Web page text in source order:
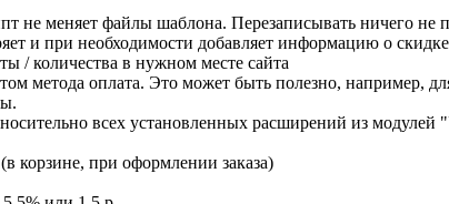
не меняет файлы шаблона. Перезаписывать ничего не
и при необходимости добавляет информацию о
/ количества в нужном месте сайта
метода оплата. Это может быть полезно, например,
всех установленных расширений из модулей
корзине, при оформлении заказа)